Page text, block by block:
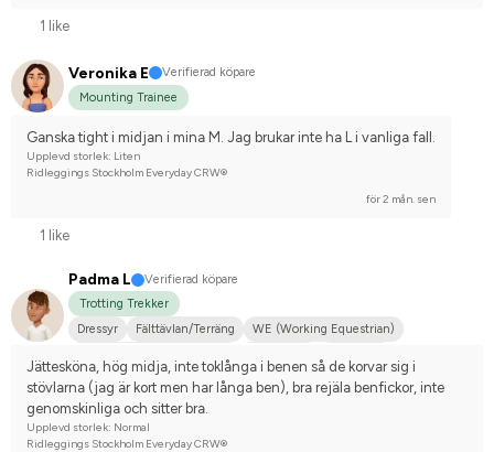
1 like
Veronika E
Verifierad köpare
Mounting Trainee
Ganska tight i midjan i mina M. Jag brukar inte ha L i vanliga fall.
Upplevd storlek: Liten
Ridleggings Stockholm Everyday CRW®
för 2 mån. sen
1 like
Padma L
Verifierad köpare
Trotting Trekker
Dressyr
Fälttävlan/Terräng
WE (Working Equestrian)
Mellanstor hund
Arabiskt fullblod Irländsk Cob
Islandshäst
Korsning med halvblod
Tinker
Nej, jag tävlar inte
Jättesköna, hög midja, inte toklånga i benen så de korvar sig i
stövlarna (jag är kort men har långa ben), bra rejäla benfickor, inte
genomskinliga och sitter bra.
Upplevd storlek: Normal
Ridleggings Stockholm Everyday CRW®